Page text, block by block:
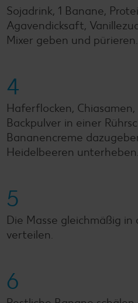
Sojadrink, 1 Banane,
Agavendicksaft,
Mixer geben und pürieren.
4
Haferflocken,
Backpulver in einer
Bananencreme
Heidelbeeren unterheben.
5
Die Masse gleichmäßig
verteilen.
6